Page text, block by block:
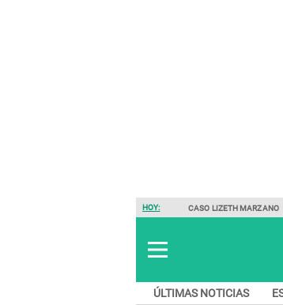
HOY: CASO LIZETH MARZANO
ÚLTIMAS NOTICIAS